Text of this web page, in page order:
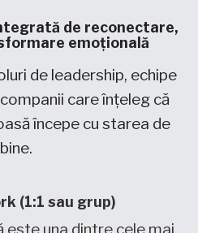
de reconectare,
emoțională
de leadership, echipe
care înțeleg că
începe cu starea de
bine.
(1:1 sau grup)